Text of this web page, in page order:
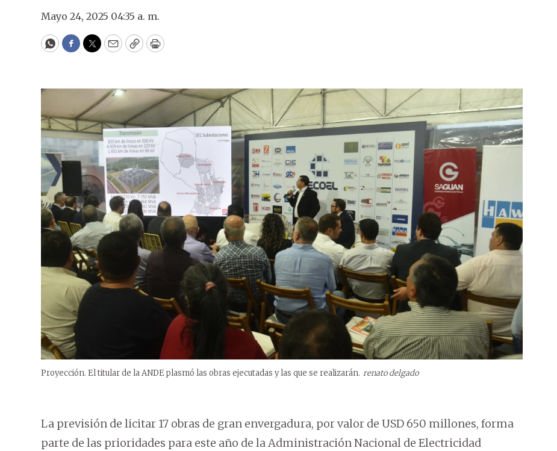
Mayo 24, 2025 04:35 a. m.
WhatsApp
Facebook
Twitter
EmailCopyPrint
Proyección. El titular de la ANDE plasmó las obras ejecutadas y las que se realizarán. renato delgado
La previsión de licitar 17 obras de gran envergadura, por valor de USD 650 millones, forma
parte de las prioridades para este año de la Administración Nacional de Electricidad